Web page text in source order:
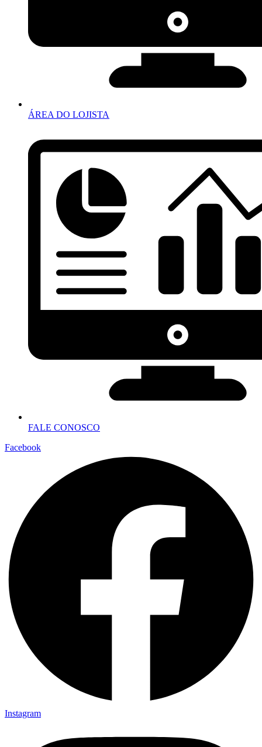
ÁREA DO LOJISTA
FALE CONOSCO
Facebook
Instagram